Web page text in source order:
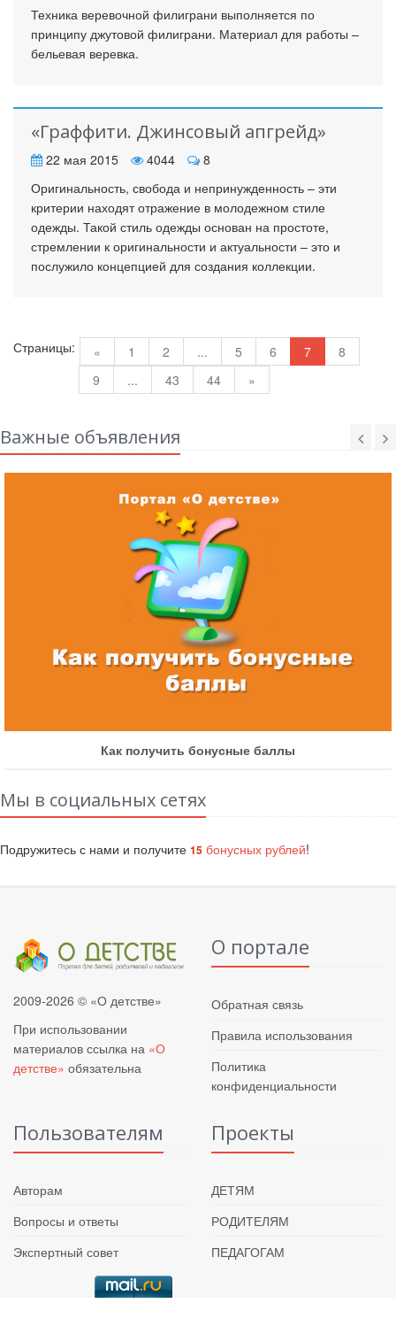
Техника веревочной филиграни выполняется по
принципу джутовой филиграни. Материал для работы –
бельевая веревка.
«Граффити. Джинсовый апгрейд»
22 мая 2015 4044
8
Оригинальность, свобода и непринужденность – эти
критерии находят отражение в молодежном стиле
одежды. Такой стиль одежды основан на простоте,
стремлении к оригинальности и актуальности – это и
послужило концепцией для создания коллекции.
Страницы: « 1 2 ... 5 6 7
8
9
... 43 44 »
Важные объявления
Как получить бонусные баллы
Мы в социальных сетях
Подружитесь с нами и получите 15 бонусных рублей!
2009-2026 © «О детстве»
При использовании
материалов ссылка на «О
детстве» обязательна
О портале
Обратная связь
Правила использования
Политика
конфиденциальности
Пользователям
Авторам
Вопросы и ответы
Экспертный совет
Проекты
ДЕТЯМ
РОДИТЕЛЯМ
ПЕДАГОГАМ